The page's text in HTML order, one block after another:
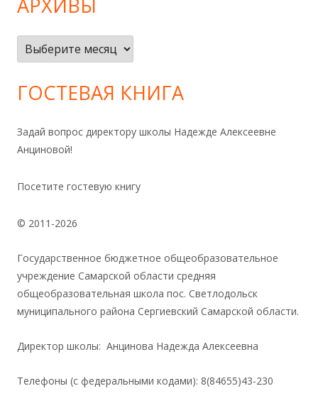
АРХИВЫ
Архивы
ГОСТЕВАЯ КНИГА
Задай вопрос директору школы Надежде Алексеевне
Анциновой!
Посетите гостевую книгу
© 2011-2026
Государственное бюджетное общеобразовательное
учреждение Самарской области средняя
общеобразовательная школа пос. Светлодольск
муниципального района Сергиевский Самарской области.
Директор школы: Анцинова Надежда Алексеевна
Телефоны (с федеральными кодами): 8(84655)43-230